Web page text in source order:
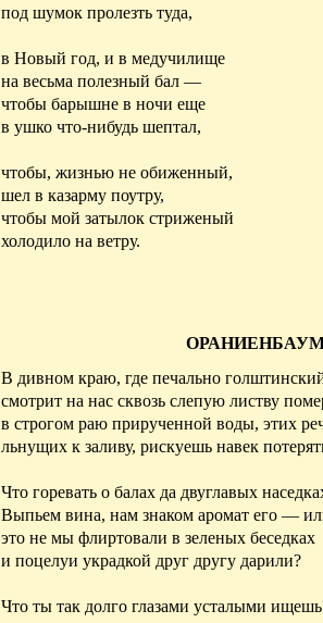
под шумок пролезть туда,
в Новый год, и в медучилище
на весьма полезный бал —
чтобы барышне в ночи еще
в ушко что-нибудь шептал,
чтобы, жизнью не обиженный,
шел в казарму поутру,
чтобы мой затылок стриженый
холодило на ветру.
В дивном краю, где печально
смотрит на нас сквозь слепую листву
в строгом раю прирученной воды, этих
льнущих к заливу, рискуешь навек
Что горевать о балах да двуглавых
Выпьем вина, нам знаком аромат его —
это не мы флиртовали в зеленых беседках
и поцелуи украдкой друг другу дарили?
Что ты так долго глазами усталыми